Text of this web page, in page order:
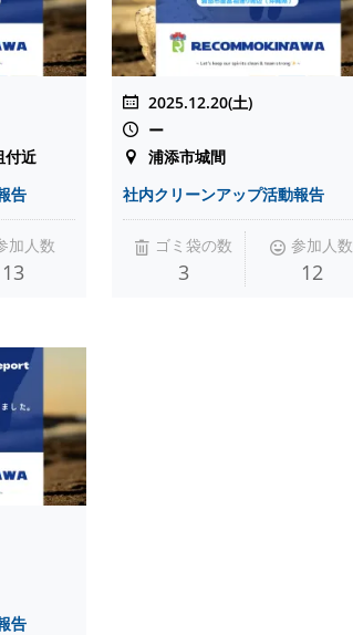
近
告
加人数
13
2025.12.20(土)
ー
浦添市城間
社内クリーンアップ活動報告
ゴミ袋の数
3
参加人数
12
告